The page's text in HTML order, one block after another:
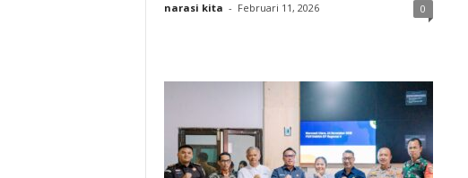
narasi kita - Februari 11, 2026 0